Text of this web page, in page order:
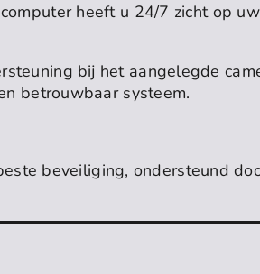
heeft u 24/7 zicht op uw
bij het aangelegde
betrouwbaar systeem.
beveiliging, ondersteund